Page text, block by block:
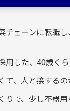
チェーンに転職し
用した、40歳く
て、人と接するの
りで、少し不器用